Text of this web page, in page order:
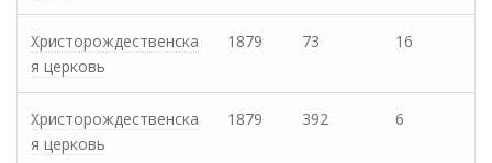
Христорождественска
я церковь
1879 73 16
Христорождественска
я церковь
1879 392 6